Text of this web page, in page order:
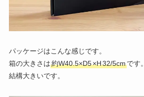
パッケージはこんな感じです。
箱の大きさは約W40.5×D5×H32/5cmです。
結構大きいです。